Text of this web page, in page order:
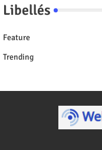
Libellés
Feature
Trending